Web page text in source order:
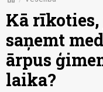
Kā rīkoties,
saņemt
ārpus
laika?